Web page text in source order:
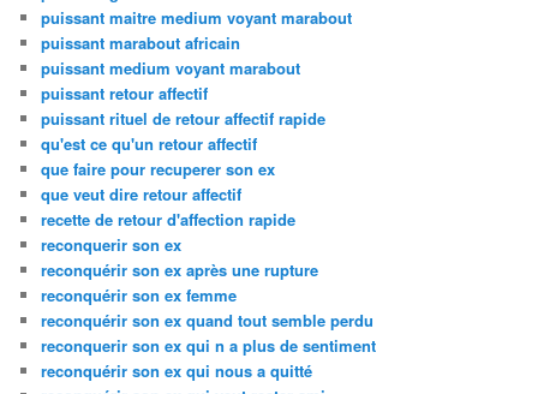
puissant maitre medium voyant marabout
puissant marabout africain
puissant medium voyant marabout
puissant retour affectif
puissant rituel de retour affectif rapide
qu'est ce qu'un retour affectif
que faire pour recuperer son ex
que veut dire retour affectif
recette de retour d'affection rapide
reconquerir son ex
reconquérir son ex après une rupture
reconquérir son ex femme
reconquérir son ex quand tout semble perdu
reconquerir son ex qui n a plus de sentiment
reconquérir son ex qui nous a quitté